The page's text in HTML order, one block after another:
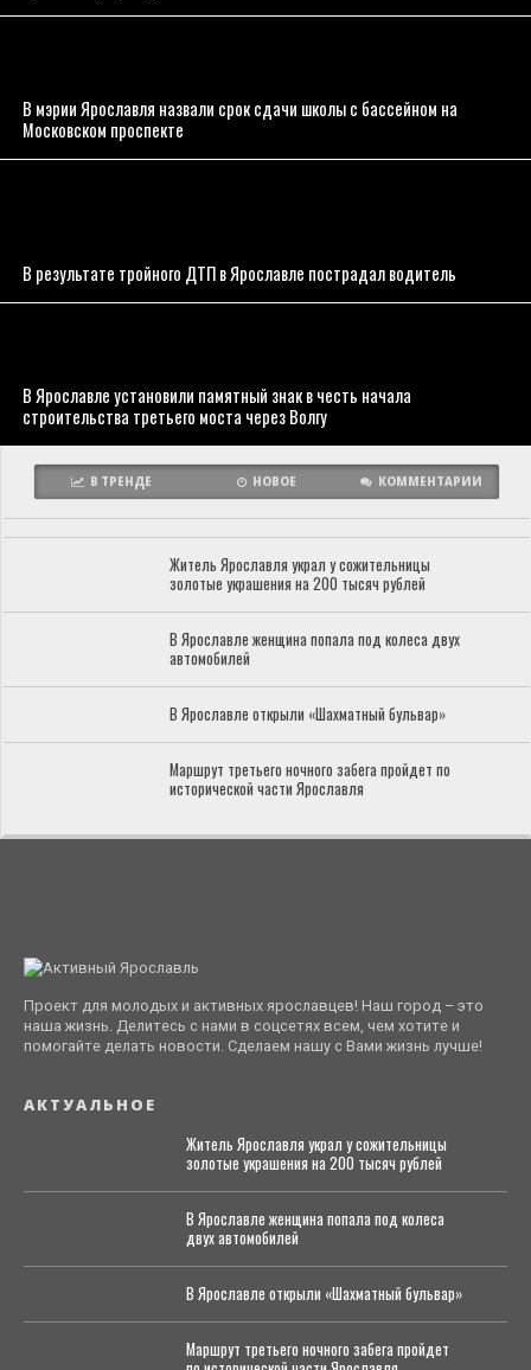
В мэрии Ярославля назвали срок сдачи школы с бассейном на
Московском проспекте
В результате тройного ДТП в Ярославле пострадал водитель
В Ярославле установили памятный знак в честь начала
строительства третьего моста через Волгу
В ТРЕНДЕ НОВОЕ КОММЕНТАРИИ
Житель Ярославля украл у сожительницы
золотые украшения на 200 тысяч рублей
В Ярославле женщина попала под колеса двух
автомобилей
В Ярославле открыли «Шахматный бульвар»
Маршрут третьего ночного забега пройдет по
исторической части Ярославля
Проект для молодых и активных ярославцев! Наш город – это
наша жизнь. Делитесь с нами в соцсетях всем, чем хотите и
помогайте делать новости. Сделаем нашу с Вами жизнь лучше!
АКТУАЛЬНОЕ
Житель Ярославля украл у сожительницы
золотые украшения на 200 тысяч рублей
В Ярославле женщина попала под колеса
двух автомобилей
В Ярославле открыли «Шахматный бульвар»
Маршрут третьего ночного забега пройдет